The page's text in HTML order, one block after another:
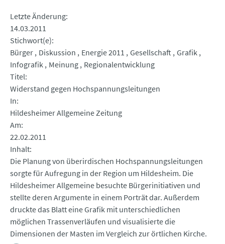
Letzte Änderung
14.03.2011
Stichwort(e)
Bürger Diskussion Energie 2011 Gesellschaft Grafik
Infografik Meinung Regionalentwicklung
Titel
Widerstand gegen Hochspannungsleitungen
In
Hildesheimer Allgemeine Zeitung
Am
22.02.2011
Inhalt
Die Planung von überirdischen Hochspannungsleitungen
sorgte für Aufregung in der Region um Hildesheim. Die
Hildesheimer Allgemeine besuchte Bürgerinitiativen und
stellte deren Argumente in einem Porträt dar. Außerdem
druckte das Blatt eine Grafik mit unterschiedlichen
möglichen Trassenverläufen und visualisierte die
Dimensionen der Masten im Vergleich zur örtlichen Kirche.